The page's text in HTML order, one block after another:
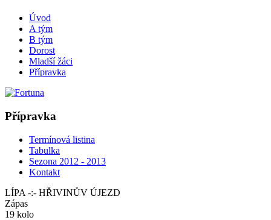
Úvod
A tým
B tým
Dorost
Mladší žáci
Přípravka
Přípravka
Termínová listina
Tabulka
Sezona 2012 - 2013
Kontakt
LÍPA -:- HŘIVINŮV ÚJEZD
Zápas
19 kolo